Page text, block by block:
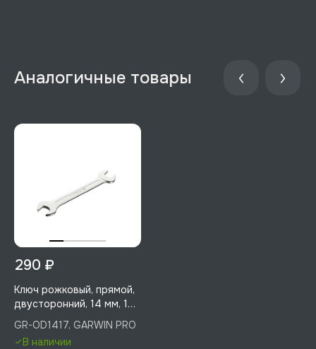
Аналогичные товары
290 ₽
Ключ рожковый, прямой,
двусторонний, 14 мм, 17
мм, GARWIN PRO, GR-
OD1417
GR-OD1417, GARWIN PRO
В наличии